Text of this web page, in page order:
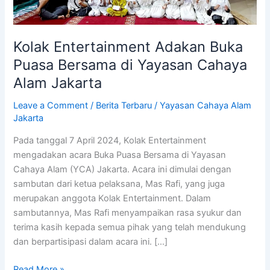
Kolak Entertainment Adakan Buka
Puasa Bersama di Yayasan Cahaya
Alam Jakarta
Leave a Comment / Berita Terbaru /Yayasan Cahaya Alam
Jakarta
Pada tanggal 7 April 2024, Kolak Entertainment
mengadakan acara Buka Puasa Bersama di Yayasan
Cahaya Alam (YCA) Jakarta. Acara ini dimulai dengan
sambutan dari ketua pelaksana, Mas Rafi, yang juga
merupakan anggota Kolak Entertainment. Dalam
sambutannya, Mas Rafi menyampaikan rasa syukur dan
terima kasih kepada semua pihak yang telah mendukung
dan berpartisipasi dalam acara ini. […]
Yayasan
Cahaya
Alam
Jakarta